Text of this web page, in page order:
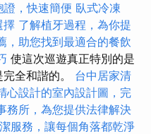
證，快速簡便 臥式冷凍
擇 了解植牙過程，為你提
，助您找到最適合的餐飲
使這次巡遊真正特別的是
全和諧的。 台中居家清
心設計的室內設計圖，完
務所，為您提供法律解決
服務，讓每個角落都乾淨